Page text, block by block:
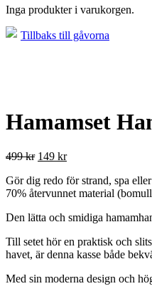
Inga produkter i varukorgen.
Tillbaks till gåvorna
Hamamset
499kr 149 kr
Gör dig redo för strand, spa
70% återvunnet material
Den lätta och smidiga
Till setet hör en praktisk och
havet, är denna kasse både
Med sin moderna design och